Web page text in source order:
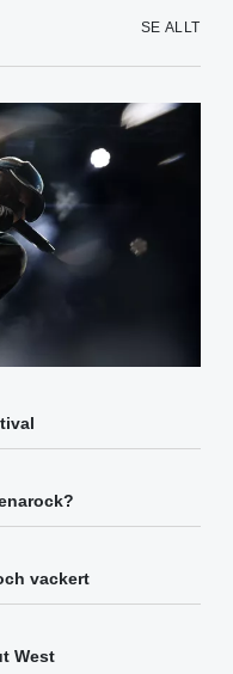
SE ALLT
vackert
West